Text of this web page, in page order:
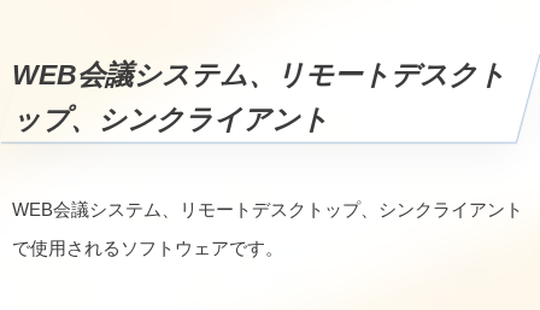
WEB会議システム、リモートデスクト
ップ、シンクライアント
WEB会議システム、リモートデスクトップ、シンクライアント
で使用されるソフトウェアです。